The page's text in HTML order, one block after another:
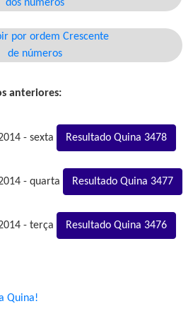
dos números
por ordem Crescente
de números
anteriores:
- sexta Resultado Quina 3478
- quarta Resultado Quina 3477
- terça Resultado Quina 3476
Quina!